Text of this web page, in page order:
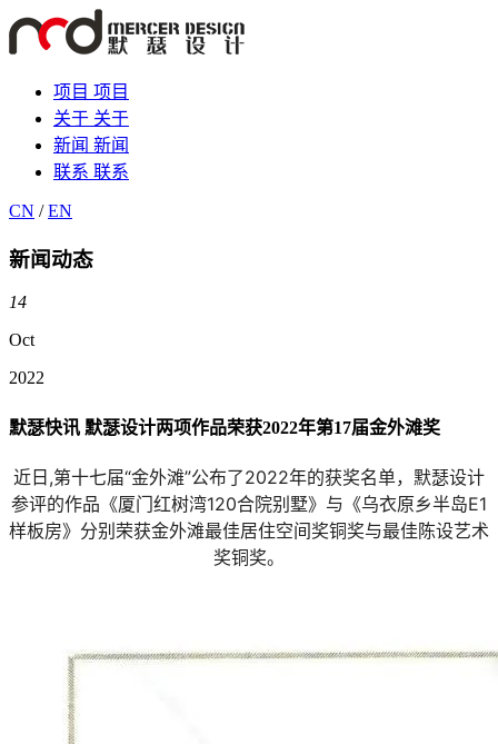
项目 项目
关于 关于
新闻 新闻
联系 联系
CN / EN
新闻动态
14
Oct
2022
默瑟快讯 默瑟设计两项作品荣获2022年第17届金外滩奖
近日,第十七届“金外滩”公布了2022年的获奖名单， 默瑟设计
参评的作品《厦门红树湾120合院别墅》与《乌衣原乡半岛E1
样板房》分别荣获金外滩最佳居住空间奖铜奖与最佳陈设艺术
奖铜奖。